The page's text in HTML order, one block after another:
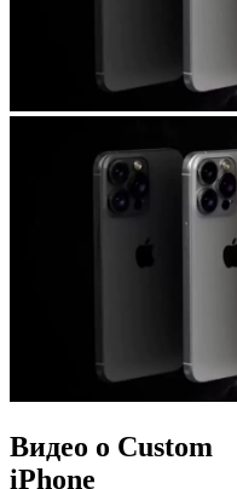
Видео о Custom
iPhone